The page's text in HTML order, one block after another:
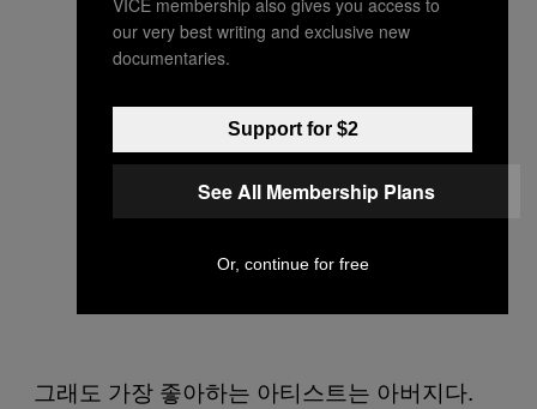
그래도 가장 좋아하는 아티스트는 아버지다.
our very best writing and exclusive new
documentaries.
Support for $2
See All Membership Plans
Or, continue for free